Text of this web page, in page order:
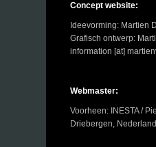
Concept website:
Ideevorming: Martien
Grafisch ontwerp:
information [at]
Webmaster:
Voorheen: INESTA /
Driebergen, Nederland